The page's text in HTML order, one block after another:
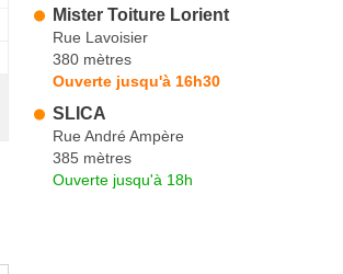
Mister Toiture Lorient
Rue Lavoisier
380 mètres
Ouverte jusqu'à 16h30
SLICA
Rue André Ampère
385 mètres
Ouverte jusqu'à 18h